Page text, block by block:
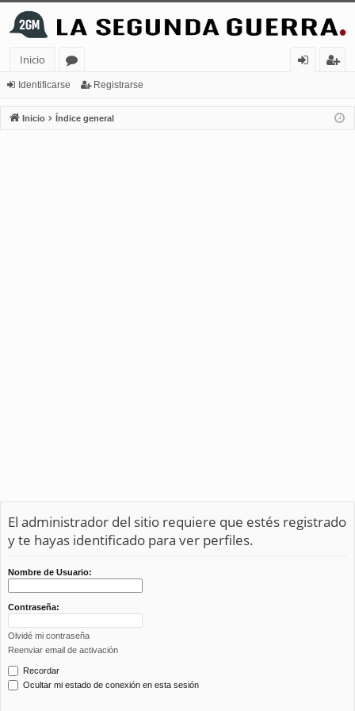
Inicio
or
os
nt
ifi
ist
ra
Identificarse Registrarse
Inicio Índice general
El administrador del sitio requiere que estés registrado
y te hayas identificado para ver perfiles.
Nombre de Usuario:
Contraseña:
Olvidé mi contraseña
Reenviar email de activación
Recordar
Ocultar mi estado de conexión en esta sesión